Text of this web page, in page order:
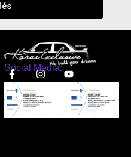
Social Media: